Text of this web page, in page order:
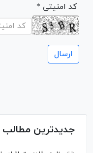
* کد امنیتی
جدیدترین مطالب